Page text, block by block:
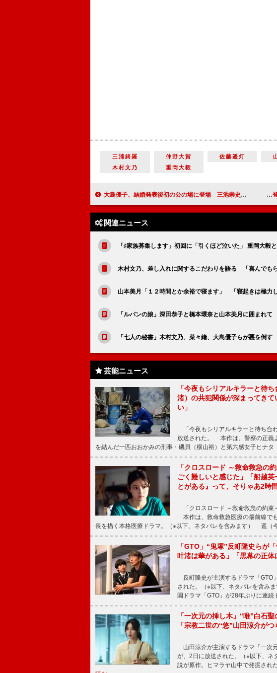
三浦綺羅 仲野大賀 佐藤遥灯
木村文乃
重岡大毅
大島優子、結婚発表後初の公の場に登場 三池崇史監督「林遣都になりたい」
関連ニュース
「♯家族募集します」初回に「引くほど泣いた」 重岡大毅
木村文乃、差し入れに関するこだわりを語る 「喜んでも
山本美月「１２時間とか余裕で寝ます」 「寝起きは極力
「ルパンの娘」深田恭子と橋本環奈と山本美月に囲まれ
「七人の秘書」木村文乃、菜々緒、大島優子らが悪を倒
芸能ニュース
「今夜もシリアルキラーと待
渚）の共犯関係が深まってき
い」
「今夜もシリアルキラーと待ち合
放送された。 本作は、警察の正義
を結んだ一匹おおかみの刑事・磯貝（横山裕）と第六感女子ヒナ
「クロスロード ～救命救急の
ごく難しいと感じた」「船越
とがある』って、そりゃあ2時
「クロスロード ～救命救急の約束
本作は、救命救急医療の最前線で
長を描く本格医療ドラマ。（※以下、ネタバレを含みます） 遥（
「GTO」“鬼塚”反町隆史らが
叶渚は華がある」「黒幕の正体
反町隆史が主演するドラマ「GTO
された。（※以下、ネタバレを含み
園ドラマ「GTO」が28年ぶりに連
「一次元の挿し木」“唯”白石
「宗教二世の“悠”山田涼介がつ
山田涼介が主演するドラマ「一次
が、2日に放送された。（※以下、
説が原作。ヒマラヤ山中で発掘さ